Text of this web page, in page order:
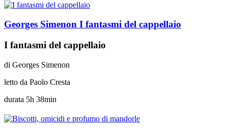
Georges Simenon I fantasmi del cappellaio
I fantasmi del cappellaio
di Georges Simenon
letto da Paolo Cresta
durata 5h 38min